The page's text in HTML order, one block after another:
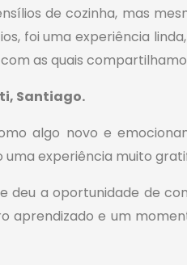
de cozinha, mas
foi uma experiência
as quais
Santiago.
algo novo e
experiência muito
deu a oportunidade de
aprendizado e um